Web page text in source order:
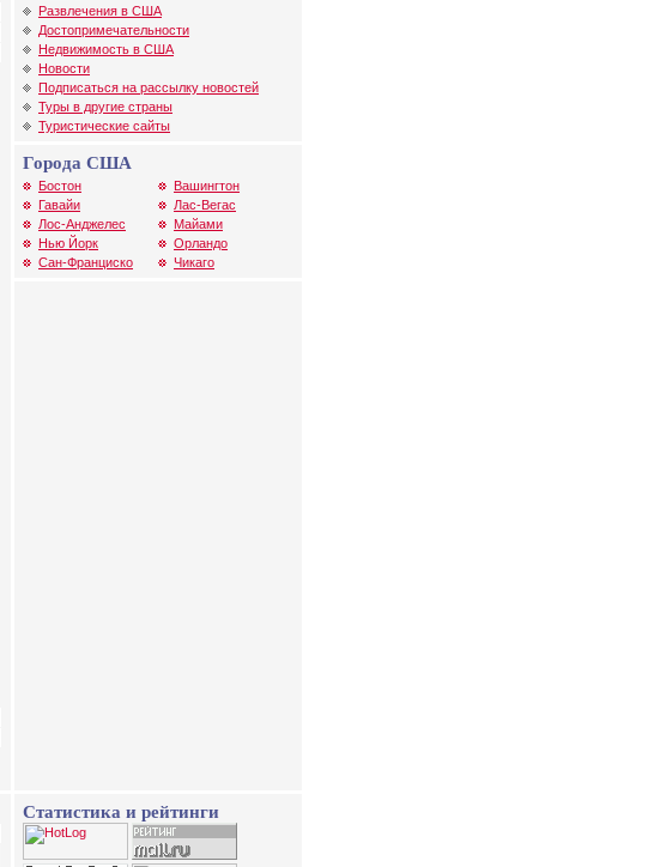
Развлечения в США
Достопримечательности
Недвижимость в США
Новости
Подписаться на рассылку новостей
Туры в другие страны
Туристические сайты
Города США
Бостон
Гавайи
Лос-Анджелес
Нью Йорк
Сан-Франциско
Вашингтон
Лас-Вегас
Майами
Орландо
Чикаго
Статистика и рейтинги